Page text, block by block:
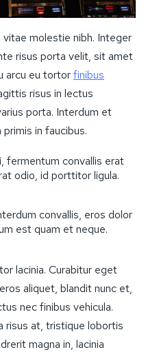
molestie nibh. Integer
risus porta velit, sit amet
arcu eu tortorfinibus
risus in lectus
porta. Interdum et
in faucibus.
fermentum convallis erat
odio, id porttitor ligula.
convallis, eros dolor
est quam et neque.
lacinia. Curabitur eget
aliquet, blandit nunc et,
nec finibus vehicula.
risus at, tristique lobortis
magna in, lacinia